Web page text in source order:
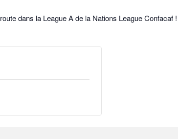
dans la League A de la Nations League Confacaf !